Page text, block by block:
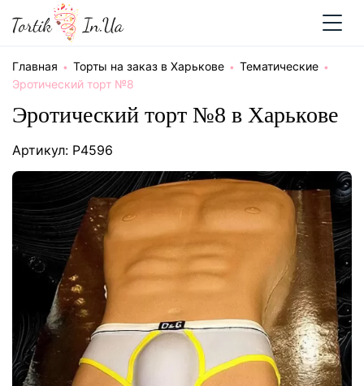
Главная Торты на заказ в Харькове
Тематические
Эротический торт №8
Эротический торт №8 в Харькове
Артикул: P4596